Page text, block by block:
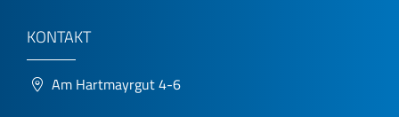
KONTAKT
Am Hartmayrgut 4-6